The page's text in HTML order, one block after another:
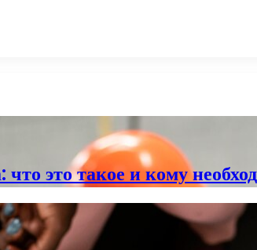
это такое и кому